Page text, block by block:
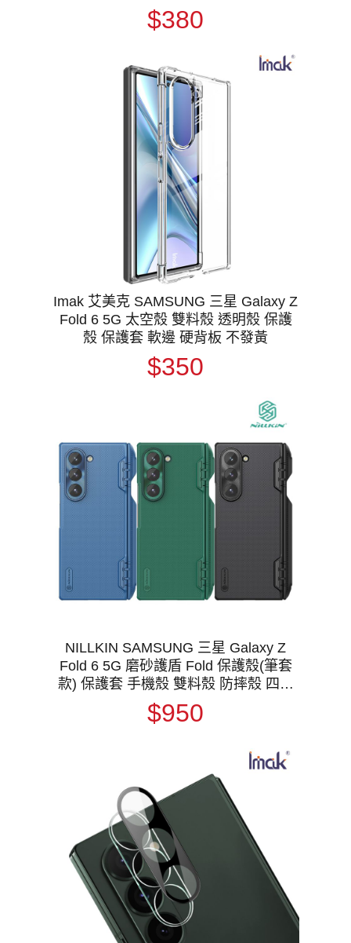
支援 MagSafe
$380
Imak 艾美克 SAMSUNG 三星 Galaxy Z
Fold 6 5G 太空殼 雙料殼 透明殼 保護
殼 保護套 軟邊 硬背板 不發黃
$350
NILLKIN SAMSUNG 三星 Galaxy Z
Fold 6 5G 磨砂護盾 Fold 保護殼(筆套
款) 保護套 手機殼 雙料殼 防摔殼 四角
氣囊
$950